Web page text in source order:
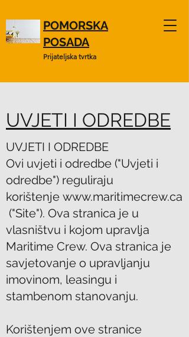
POMORSKA
POSADA
Prijateljska tvrtka
UVJETI I ODREDBE
UVJETI I ODREDBE
Ovi uvjeti i odredbe ("Uvjeti i
odredbe") reguliraju
korištenje www.maritimecrew.ca
("Site"). Ova stranica je u
vlasništvu i kojom upravlja
Maritime Crew. Ova stranica je
savjetovanje o upravljanju
imovinom, leasingu i
stambenom stanovanju.
Korištenjem ove stranice